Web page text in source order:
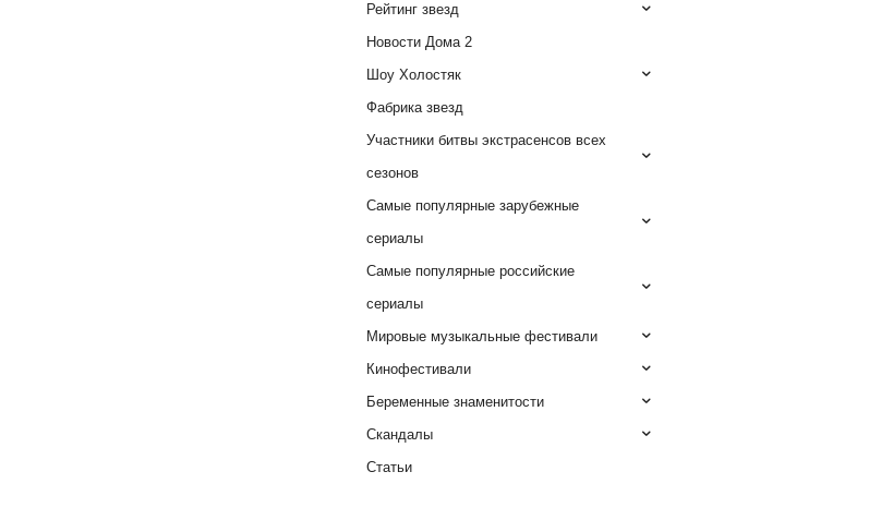
Рейтинг звезд
Новости Дома 2
Шоу Холостяк
Фабрика звезд
Участники битвы экстрасенсов всех
сезонов
Самые популярные зарубежные
сериалы
Самые популярные российские
сериалы
Мировые музыкальные фестивали
Кинофестивали
Беременные знаменитости
Скандалы
Статьи